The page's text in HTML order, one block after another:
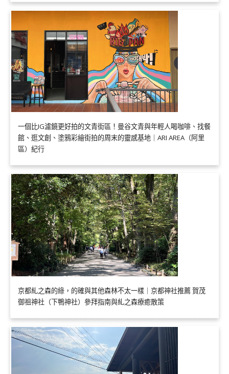
一個比IG濾鏡更好拍的文青街區！曼谷文青與年輕人喝咖啡、找餐
館、逛文創、塗鴉彩繪街拍的周末的靈感基地｜ARI AREA（阿里
區）紀行
京都糺之森的綠，的確與其他森林不太一樣｜京都神社推薦 賀茂
御祖神社（下鴨神社）參拜指南與糺之森療癒散策